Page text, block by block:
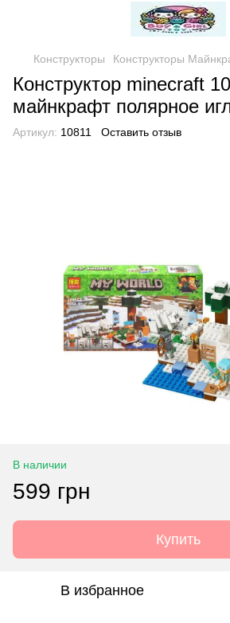
Конструкторы Конструкторы
Конструктор minecraft
майнкрафт полярное
Артикул: 10811 Оставить отзыв
В наличии
599 грн
Купить
В избранное